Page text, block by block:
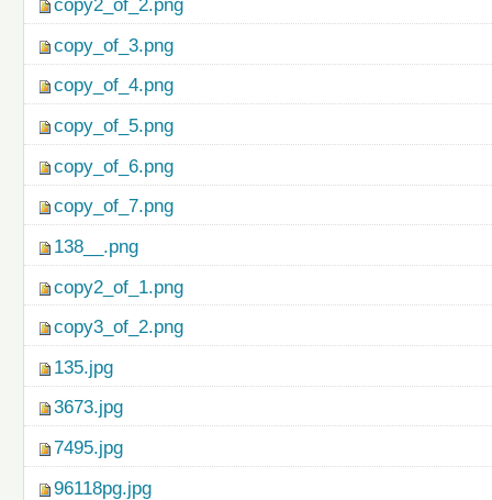
copy2_of_2.png
copy_of_3.png
copy_of_4.png
copy_of_5.png
copy_of_6.png
copy_of_7.png
138__.png
copy2_of_1.png
copy3_of_2.png
135.jpg
3673.jpg
7495.jpg
96118pg.jpg